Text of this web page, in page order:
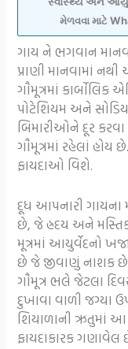
મેળવવા માટે
ગાય ને ભગવાન
પ્રાણી માનવામાં
ગૌમૂત્રમાં કાર્બોલિક
પોટેશિયમ અને
બિમારીઓને દૂર
ગૌમૂત્રમાં રહેલાં
ફાયદાઓ વિશે.
દૂધ આપનારી ગાયના
છે, જે હ્રદય અને
મૂત્રમાં આયુર્વેદનો
છે જે જીવાણું નાશક
ગૌમૂત્ર ભલે જેટલા
દુખાવા વાળી જગ્યા
શિયાળાની ઋતુમાં આ
ફાયદાકારક ગણાવેલ